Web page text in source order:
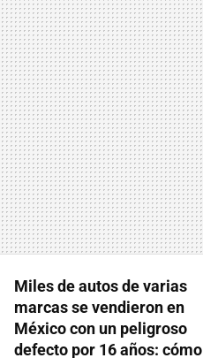
Miles de autos de varias
marcas se vendieron en
México con un peligroso
defecto por 16 años: cómo